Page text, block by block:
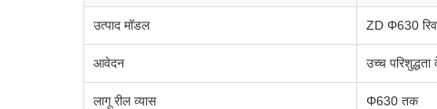
उत्पाद मॉडल ZD Φ630
आवेदन उच्च
लागू रील व्यास Φ630 तक